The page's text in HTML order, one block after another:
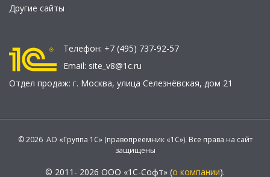
Другие сайты
Телефон: +7 (495) 737-92-57
Email: site_v8@1c.ru
Отдел продаж: г. Москва, улица Селезнёвская, дом 21
© 2026 АО «Группа 1С» (правопреемник «1С»). Все права на сайт
защищены
© 2011- 2026 ООО «1С-Софт» (о компании).